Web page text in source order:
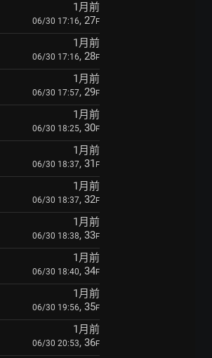
1月前
06/30 17:16, 27F
1月前
06/30 17:16, 28F
1月前
06/30 17:57, 29F
1月前
06/30 18:25, 30F
1月前
06/30 18:37, 31 F
1月前
06/30 18:37, 32F
1月前
06/30 18:38, 33F
1月前
06/30 18:40, 34F
1月前
06/30 19:56, 35F
1月前
06/30 20:53, 36F